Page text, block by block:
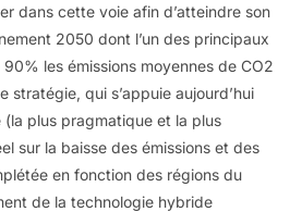
dans cette voie afin d’atteindre son
2050 dont l’un des principaux
les émissions moyennes de CO2
stratégie, qui s’appuie aujourd’hui
plus pragmatique et la plus
sur la baisse des émissions et des
en fonction des régions du
de la technologie hybride